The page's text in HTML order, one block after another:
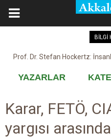
BİLGİ
Prof. Dr. Stefan Hockertz:
Kovid-19 aşısı,
YAZARLAR
Karar, FETÖ,
yargısı